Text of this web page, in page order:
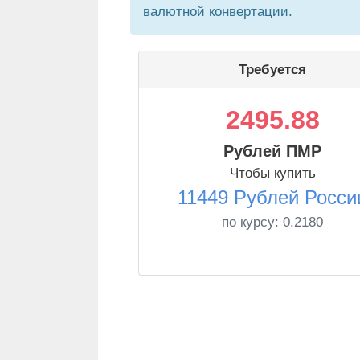
валютной конвертации.
Требуется
2495.88
Рублей ПМР
Чтобы купить
11449 Рублей
по курсу: 0.2180